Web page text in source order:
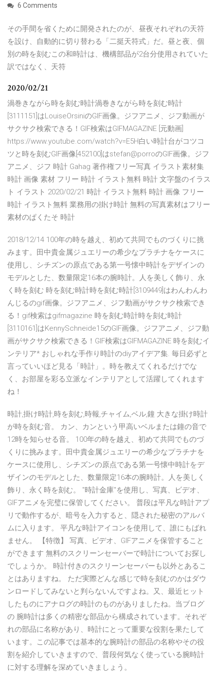
6 Comments
その手間を省くために開発されたのが、昼夜それぞれの天符
を設け、自動的に切り替わる「二挺天符式」だ。昼と夜、個
別の時を刻むこの和時計は、機構部品が2台分使用されていた
訳ではなく、天符
2020/02/21
渦巻きながら時を刻む時計渦巻きながら時を刻む時計
[3111151]はLouiseOrsiniのGIF画像。ジフアニメ、ジフ動画が
サクサク検索できる！GIF検索はGIFMAGAZINE [元動画]
https://www.youtube.com/watch?v=E5H白い時計台がコツコ
ツと時を刻むGIF画像[452100]はstefan@porroのGIF画像。ジフ
アニメ、ジフ 時計 Gahag 著作権フリー写真 イラスト素材集
時計 画像 素材 フリー 時計 イラスト無料 時計 文字盤のイラス
ト イラスト 2020/02/21 時計 イラスト無料 時計 画像 フリー
時計 イラスト無料 業務用の掛け時計 無料の写真素材はフリー
素材のぱくたそ 時計
2018/12/14 100年の時を越え、初めて共同でものづくりに挑
みます。田中貴金属ジュエリーの希少なプラチナをケースに
使用し、シチズンの原点である第一号懐中時計をデザインの
モデルとした、数量限定16本の腕時計。人を美しく飾り、永
く時を刻む 時を刻む時計時を刻む時計[3109449]はわんわんわ
んじるのgif画像。ジフアニメ、ジフ動画がサクサク検索でき
る！gif検索はgifmagazine 時を刻む時計時を刻む時計
[3110161]はKennySchneide15のGIF画像。ジフアニメ、ジフ動
画がサクサク検索できる！GIF検索はGIFMAGAZINE 時を刻むイ
ンテリア* おしゃれな手作り時計のdiyアイデア集. 毎日必ずと
言っていいほど見る「時計」。時を教えてくれるだけでな
く、お部屋を彩る立派なインテリアとして活躍してくれます
ね！
時計,掛け時計,時を刻む,時報,チャイム,ベル,鐘 大きな掛け時計
が時を刻む音。 カン、カンという甲高いベルまたは鐘の音で
12時を知らせる音。 100年の時を越え、初めて共同でものづ
くりに挑みます。田中貴金属ジュエリーの希少なプラチナを
ケースに使用し、シチズンの原点である第一号懐中時計をデ
ザインのモデルとした、数量限定16本の腕時計。人を美しく
飾り、永く時を刻む。 ‎"時計金庫"を使用し、写真、ビデオ、
GIFアニメを完璧に保管してください。 普段は平凡な時計アプ
リで動作するが、暗号を入力すると、隠された秘密のアルバ
ムに入ります。 平凡な時計アイコンを使用して、誰にもばれ
ません。 【特徴】 写真、ビデオ、GIFアニメを保管すること
ができます 無料のスクリーンセーバーで時計についてお探し
でしょうか。 時計付きのスクリーンセーバーも以外とあるこ
とはありますね。 ただ実際どんな感じで時を刻むのかはダウ
ンロードしてみないと判らないんですよね。又、最近ヒット
したものにアナログの時計のものがありましたね。当ブログ
の 腕時計は多くの精密な部品から構成されています。それぞ
れの部品に名称があり、時計にとって重要な役割を果たして
います。この記事では基本的な腕時計の部品の名称やその役
割を紹介していきますので、普段何気なく使っている腕時計
に対する理解を深めていきましょう。